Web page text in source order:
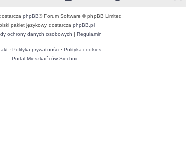
phpBB® Forum Software © phpBB Limited
pakiet językowy dostarcza phpBB.pl
ochrony danych osobowych | Regulamin
· Polityka prywatności· Polityka cookies
Portal Mieszkańców Siechnic